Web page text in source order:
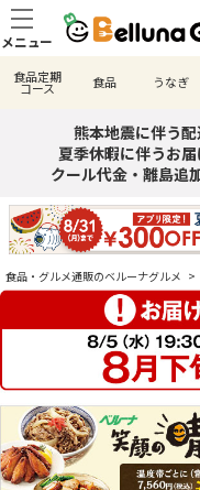
食品定期
コース 食品 うなぎ
熊本地震に伴う
夏季休暇に伴うお
クール代金・離島追
食品・グルメ通販のベルーナグルメ >